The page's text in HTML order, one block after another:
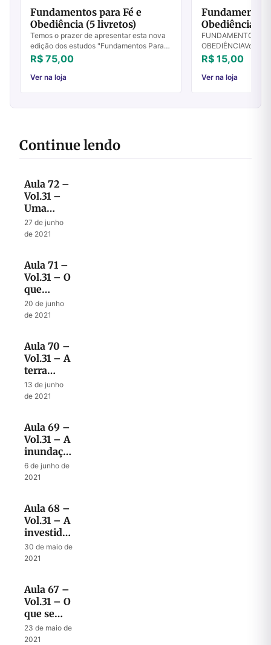
Fundamentos para Fé e
Obediência (5 livretos)
Temos o prazer de apresentar esta nova
edição dos estudos "Fundamentos Para
Fé e Obediência". Desde a primeira
edição em 1979 essa série de estudos
tem servi...
R$ 75,00
Ver na loja
Fundamentos
Obediência -
FUNDAMENTOS
Relacionamento
os fundamentos,
justo? Salmos 11.3
R$ 15,00
Ver na loja
Continue lendo
Aula 72 –
Vol.31 –
Uma
visão
selada até
27 de junho
de 2021
Aula 71 –
Vol.31 – O
que
acontecerá
no final
20 de junho
de 2021
Aula 70 –
Vol.31 – A
terra
gloriosa e
o tempo
13 de junho
de 2021
Aula 69 –
Vol.31 – A
inundação
no tempo
do fim
6 de junho de
2021
Aula 68 –
Vol.31 – A
investida
final do
anticristo
30 de maio de
2021
Aula 67 –
Vol.31 – O
que se
espera
dos
23 de maio de
2021